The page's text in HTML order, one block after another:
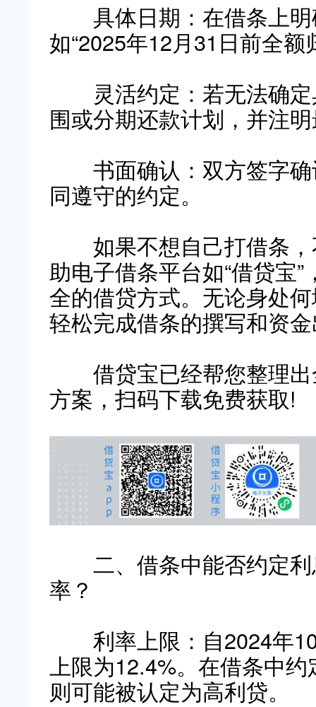
具体日期：在借条上明
如“2025年12月31日前全额
灵活约定：若无法确定
围或分期还款计划，并注
书面确认：双方签字确
同遵守的约定。
如果不想自己打借条，
助电子借条平台如“借贷宝
全的借贷方式。无论身处
轻松完成借条的撰写和资
借贷宝已经帮您整理出
方案，扫码下载免费获取!
二、借条中能否约定利
率？
利率上限：自2024年10
上限为12.4%。在借条中
则可能被认定为高利贷。